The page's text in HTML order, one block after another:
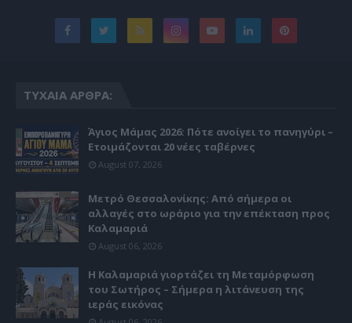
ΤΥΧΑΊΑ ΆΡΘΡΑ:
Άγιος Μάμας 2026: Πότε ανοίγει το πανηγύρι –
Ετοιμάζονται 20 νέες ταβέρνες
August 07, 2026
Μετρό Θεσσαλονίκης: Από σήμερα οι
αλλαγές στο ωράριο για την επέκταση προς
Καλαμαριά
August 06, 2026
Η Καλαμαριά γιορτάζει τη Μεταμόρφωση
του Σωτήρος – Σήμερα η λιτάνευση της
ιεράς εικόνας